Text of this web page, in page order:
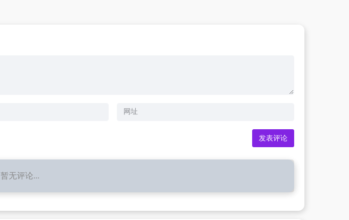
暂无评论...